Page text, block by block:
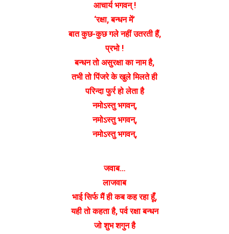
आचार्य भगवन् !
‘रक्षा, बन्धन में’
बात कुछ-कुछ गले नहीं उतरती हैं,
प्रभो !
बन्धन तो असुरक्षा का नाम है,
तभी तो पिंजरे के खुले मिलते ही
परिन्दा फुर्र हो लेता है
नमोऽस्तु भगवन्,
नमोऽस्तु भगवन्,
नमोऽस्तु भगवन्,
जवाब…
लाजवाब
भाई सिर्फ मैं ही कब कह रहा हूँ,
यही तो कहता है, पर्व रक्षा बन्धन
जो शुभ शगुन है